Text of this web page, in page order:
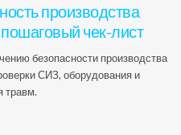
производства
чек-лист
безопасности производства
СИЗ, оборудования и
травм.